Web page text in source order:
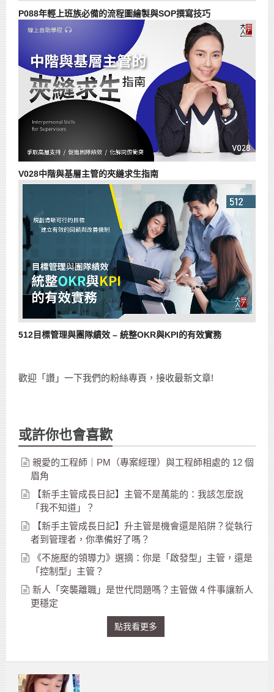
P088年輕上班族必備的流程圖繪製與SOP撰寫技巧
V028中階與基層主管的夾縫求生指南
512目標管理與團隊績效 – 統整OKR與KPI的有效實務
歡迎「讚」一下我們的粉絲專頁，接收最新文章!
或許你也會喜歡
親愛的工程師｜PM（專案經理）與工程師相處的 12 個
眉角
【新手主管成長日記】主管不是萬能的：我該怎麼說
「我不知道」？
【新手主管成長日記】升主管是機會還是陷阱？從執行
者到管理者，你準備好了嗎？
《不施壓的領導力》選摘：你是「啟發型」主管，還是
「控制型」主管？
新人「突襲離職」是世代問題嗎？主管做 4 件事讓新人
更穩定
點我看更多